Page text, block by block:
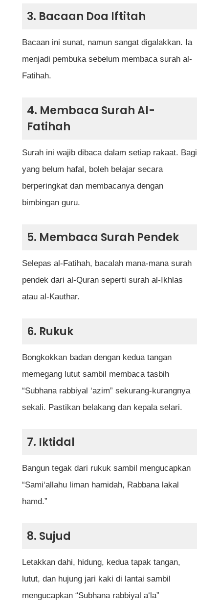
3. Bacaan Doa Iftitah
Bacaan ini sunat, namun sangat digalakkan. Ia
menjadi pembuka sebelum membaca surah al-
Fatihah.
4. Membaca Surah Al-
Fatihah
Surah ini wajib dibaca dalam setiap rakaat. Bagi
yang belum hafal, boleh belajar secara
berperingkat dan membacanya dengan
bimbingan guru.
5. Membaca Surah Pendek
Selepas al-Fatihah, bacalah mana-mana surah
pendek dari al-Quran seperti surah al-Ikhlas
atau al-Kauthar.
6. Rukuk
Bongkokkan badan dengan kedua tangan
memegang lutut sambil membaca tasbih
“Subhana rabbiyal ‘azim” sekurang-kurangnya
sekali. Pastikan belakang dan kepala selari.
7. Iktidal
Bangun tegak dari rukuk sambil mengucapkan
“Sami‘allahu liman hamidah, Rabbana lakal
hamd.”
8. Sujud
Letakkan dahi, hidung, kedua tapak tangan,
lutut, dan hujung jari kaki di lantai sambil
mengucapkan “Subhana rabbiyal a‘la”